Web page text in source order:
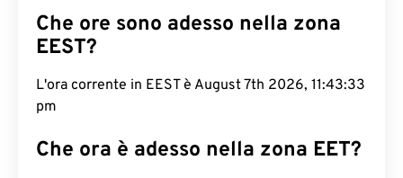
Che ore sono adesso nella zona
EEST?
L'ora corrente in EEST è August 7th 2026, 11:43:34
pm
Che ora è adesso nella zona EET?